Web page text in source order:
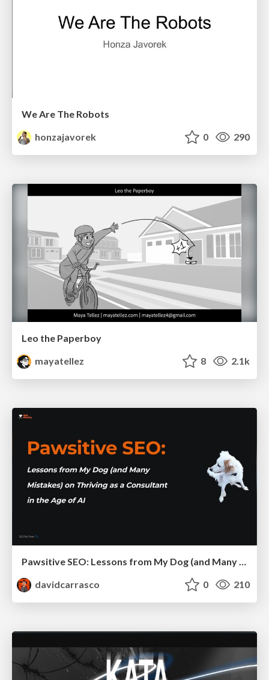
We Are The Robots
honzajavorek
0 290
Leo the Paperboy
mayatellez
8 2.1k
Pawsitive SEO: Lessons from My Dog (and Many Mistakes) on Thriving as a Consultant in the Age of AI
davidcarrasco
0 210